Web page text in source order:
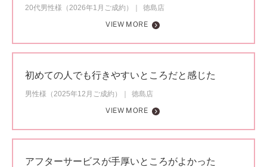
20代男性様（2026年1月ご成約）
徳島店
VIEW MORE
初めての人でも行きやすいところだと感じた
男性様（2025年12月ご成約）
徳島店
VIEW MORE
アフターサービスが手厚いところがよかった